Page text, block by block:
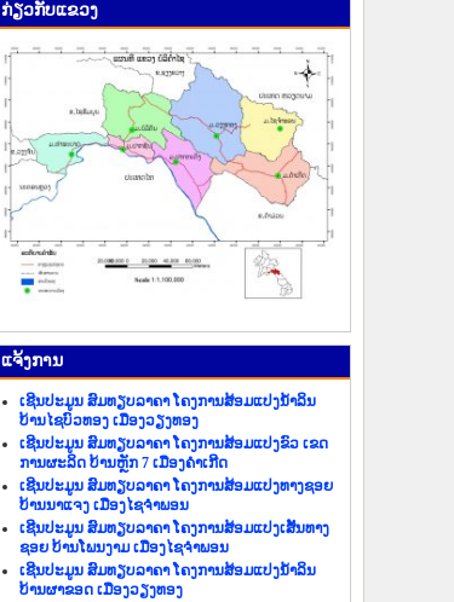
ກ່ຽວ​ກັບ​ແຂວງ
ແຈ້ງ​ການ
ເຊີນປະມູນ ສົມທຽບລາຄາ ໂຄງການສ້ອມແປງນ້ຳລິນ
ບ້ານໄຊບົວທອງ ເມືອງວຽງທອງ
ເຊີນປະມູນ ສົມທຽບລາຄາ ໂຄງການສ້ອມແປງຂົວ ເຂດ
ການຜະລິດ ບ້ານຫຼັກ 7 ເມືອງຄຳເກີດ
ເຊີນປະມູນ ສົມທຽບລາຄາ ໂຄງການສ້ອມແປງທາງຊອຍ
ບ້ານນາແຈງ ເມືອງໄຊຈຳພອນ
ເຊີນປະມູນ ສົມທຽບລາຄາ ໂຄງການສ້ອມແປງເສັ້ນທາງ
ຊອຍ ບ້ານໂພນງາມ ເມືອງໄຊຈຳພອນ
ເຊີນປະມູນ ສົມທຽບລາຄາ ໂຄງການສ້ອມແປງນ້ຳລິນ
ບ້ານຜາຂອດ ເມືອງວຽງທອງ